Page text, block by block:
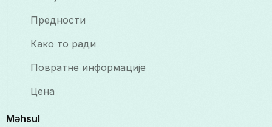
Предности
Како то ради
Повратне информације
Цена
Məhsul